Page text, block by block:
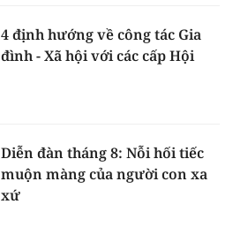
4 định hướng về công tác Gia
đình - Xã hội với các cấp Hội
Diễn đàn tháng 8: Nỗi hối tiếc
muộn màng của người con xa
xứ